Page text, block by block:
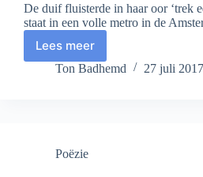
De duif fluisterde in haar oor ‘trek
staat in een volle metro in de
Lees meer
Gênant
Ton Badhemd 27 juli 2017
Poëzie